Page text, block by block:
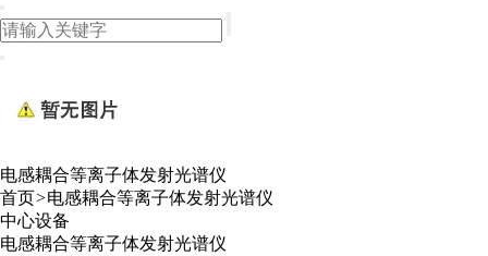
电感耦合等离子体发射光谱仪
首页>电感耦合等离子体发射光谱仪
中心设备
电感耦合等离子体发射光谱仪